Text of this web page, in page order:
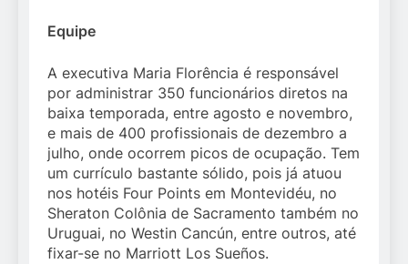
Equipe
A executiva Maria Florência é responsável
por administrar 350 funcionários diretos na
baixa temporada, entre agosto e novembro,
e mais de 400 profissionais de dezembro a
julho, onde ocorrem picos de ocupação. Tem
um currículo bastante sólido, pois já atuou
nos hotéis Four Points em Montevidéu, no
Sheraton Colônia de Sacramento também no
Uruguai, no Westin Cancún, entre outros, até
fixar-se no Marriott Los Sueños.